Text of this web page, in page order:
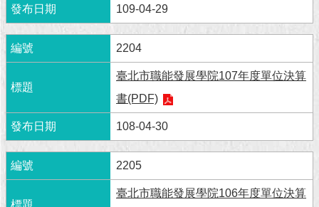
動
主
題
館
與
民
動
活
109-04-29
2204
臺北市職能發展學院107年度單位決算
書(PDF)
108-04-30
2205
臺北市職能發展學院106年度單位決算